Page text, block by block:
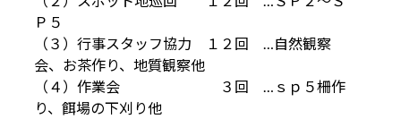
Ｐ５
（３）行事スタッフ協力 １２回 …自然観察
会、お茶作り、地質観察他
（４）作業会 ３回 …ｓｐ５柵作
り、餌場の下刈り他